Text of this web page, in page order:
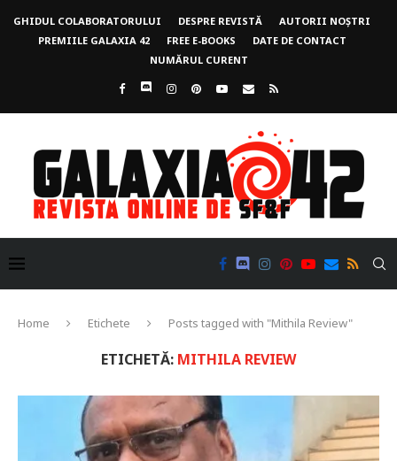
GHIDUL COLABORATORULUI DESPRE REVISTĂ
AUTORII NOȘTRI
PREMIILE GALAXIA 42
FREE E-BOOKS
DATE DE CONTACT
NUMĂRUL CURENT
Home Etichete Posts tagged with "Mithila Review"
ETICHETĂ: MITHILA REVIEW